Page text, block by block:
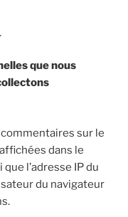
que nous
sur le
dans le
l’adresse IP du
du navigateur